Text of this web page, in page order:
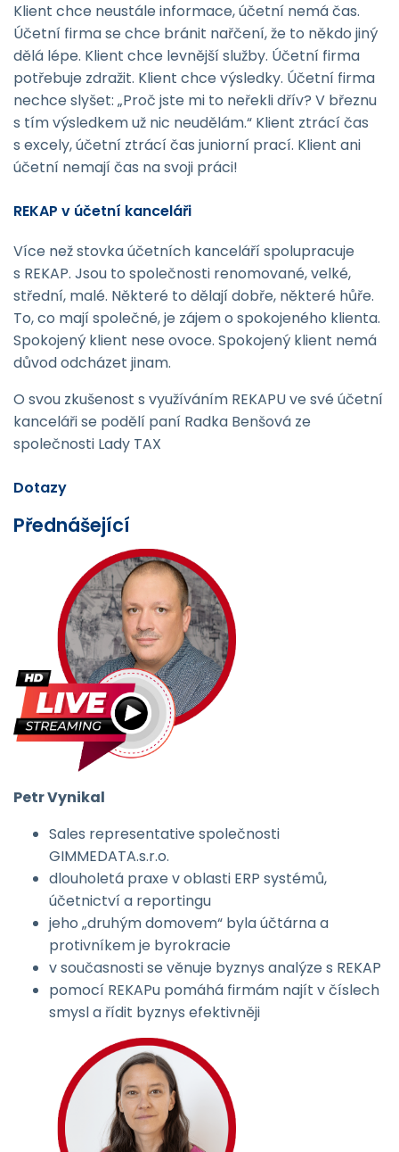
Klient chce neustále informace, účetní nemá čas.
Účetní firma se chce bránit nařčení, že to někdo jiný
dělá lépe. Klient chce levnější služby. Účetní firma
potřebuje zdražit. Klient chce výsledky. Účetní firma
nechce slyšet: „Proč jste mi to neřekli dřív? V březnu
s tím výsledkem už nic neudělám.“ Klient ztrácí čas
s excely, účetní ztrácí čas juniorní prací. Klient ani
účetní nemají čas na svoji práci!
REKAP v účetní kanceláři
Více než stovka účetních kanceláří spolupracuje
s REKAP. Jsou to společnosti renomované, velké,
střední, malé. Některé to dělají dobře, některé hůře.
To, co mají společné, je zájem o spokojeného klienta.
Spokojený klient nese ovoce. Spokojený klient nemá
důvod odcházet jinam.
O svou zkušenost s využíváním REKAPU ve své účetní
kanceláři se podělí paní Radka Benšová ze
společnosti Lady TAX
Dotazy
Přednášející
Petr Vynikal
Sales representative společnosti
GIMMEDATA.s.r.o.
dlouholetá praxe v oblasti ERP systémů,
účetnictví a reportingu
jeho „druhým domovem“ byla účtárna a
protivníkem je byrokracie
v současnosti se věnuje byznys analýze s REKAP
pomocí REKAPu pomáhá firmám najít v číslech
smysl a řídit byznys efektivněji